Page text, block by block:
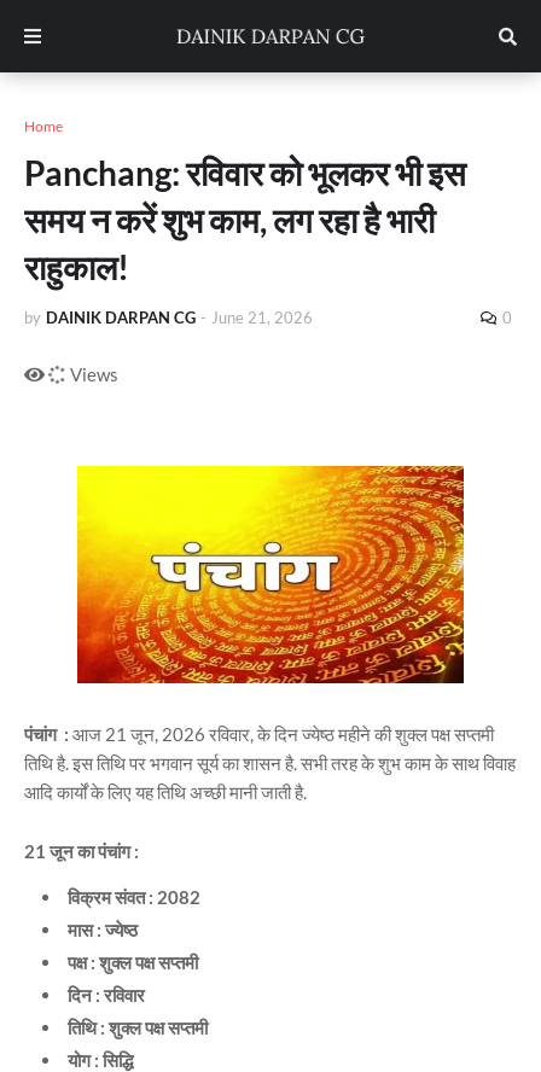
Home
Panchang: रविवार को भूलकर भी इस
समय न करें शुभ काम, लग रहा है भारी
राहुकाल!
by DAINIK DARPAN CG - June 21, 2026 0
Views
पंचांग : आज 21 जून, 2026 रविवार, के दिन ज्येष्ठ महीने की शुक्ल पक्ष सप्तमी
तिथि है. इस तिथि पर भगवान सूर्य का शासन है. सभी तरह के शुभ काम के साथ विवाह
आदि कार्यों के लिए यह तिथि अच्छी मानी जाती है.
21 जून का पंचांग :
विक्रम संवत : 2082
मास : ज्येष्ठ
पक्ष : शुक्ल पक्ष सप्तमी
दिन : रविवार
तिथि : शुक्ल पक्ष सप्तमी
योग : सिद्धि